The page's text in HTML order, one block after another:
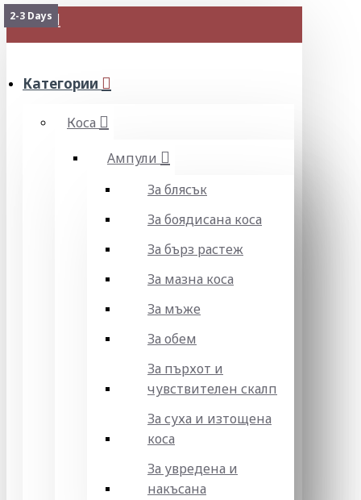
МЕНЮ
Категории
Коса
Ампули
За блясък
За боядисана коса
За бърз растеж
За мазна коса
За мъже
За обем
За пърхот и
чувствителен скалп
За суха и изтощена
коса
За увредена и
накъсана
2-3 Days